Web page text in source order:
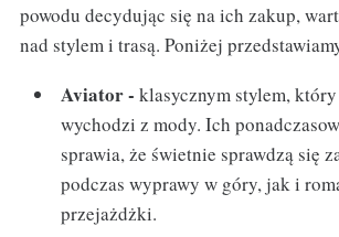
powodu decydując się na ich zakup,
nad stylem i trasą. Poniżej
Aviator - klasycznym stylem,
wychodzi z mody. Ich
sprawia, że świetnie sprawdzą się
podczas wyprawy w góry, jak i
przejażdżki.